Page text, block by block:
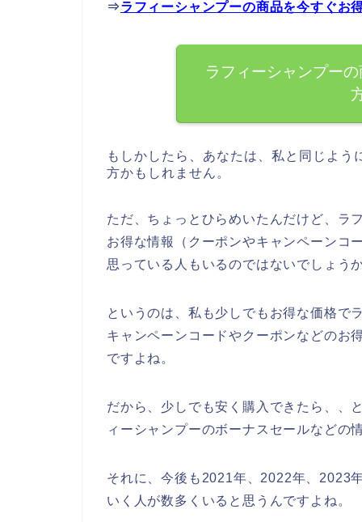
⇒ラフィーシャンプーの商品を今すぐお
ラフィーシャンプー
もしかしたら、あなたは、私と同じよ
方かもしれません。
ただ、ちょっとひらめいたんだけど、ラ
お得な情報（クーポンやキャンペーンコ
思っている人もいるのではないでしょう
というのは、私も少しでもお得な価格で
キャンペーンコードやクーポンなどのお
ですよね。
だから、少しでも安く購入できたら、、
ィーシャンプーのボーナスセールなどの
それに、今後も2021年、2022年、2023
いく人が数多くいると思うんですよね。